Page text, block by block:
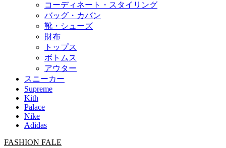
コーディネート・スタイリング
バッグ・カバン
靴・シューズ
財布
トップス
ボトムス
アウター
スニーカー
Supreme
Kith
Palace
Nike
Adidas
FASHION FALE